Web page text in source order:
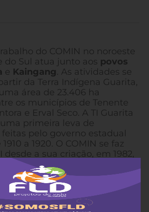
do COMIN no noroeste
do Sul atua junto aos povos
e Kaingang. As atividades se
da Terra Indígena Guarita,
área de 23.406 ha
os municípios de Tenente
e Erval Seco. A TI Guarita
primeira leva de
pelo governo estadual
a 1920. O COMIN se faz
desde a sua criação, em 1982,
tempo de atividade
lugar.
e Kaingang constituem a
maior população